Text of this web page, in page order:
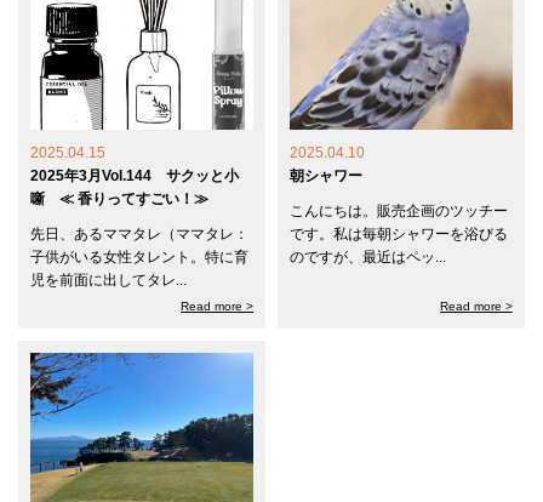
2025.04.15
2025年3月Vol.144 サクッと小
噺 ≪ 香りってすごい！≫
先日、あるママタレ（ママタレ：
子供がいる女性タレント。特に育
児を前面に出してタレ...
Read more >
2025.04.10
朝シャワー
こんにちは。販売企画のツッチー
です。私は毎朝シャワーを浴びる
のですが、最近はペッ...
Read more >